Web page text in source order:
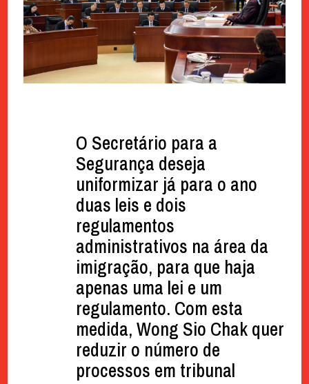
O Secretário para a
Segurança deseja
uniformizar já para o ano
duas leis e dois
regulamentos
administrativos na área da
imigração, para que haja
apenas uma lei e um
regulamento. Com esta
medida, Wong Sio Chak quer
reduzir o número de
processos em tribunal